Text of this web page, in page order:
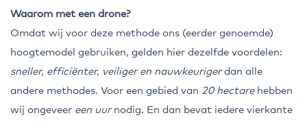
Waarom met een drone?
Omdat wij voor deze methode ons (eerder genoemde)
hoogtemodel gebruiken, gelden hier dezelfde voordelen:
sneller, efficiënter, veiliger en nauwkeurigerdan alle
andere methodes. Voor een gebied van 20 hectarehebben
wij ongeveer een uurnodig. En dan bevat iedere vierkante